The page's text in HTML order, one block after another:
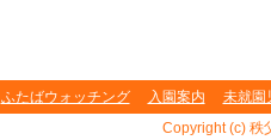
ふたばウォッチング 入園案内
未就園
Copyright (c) 秩